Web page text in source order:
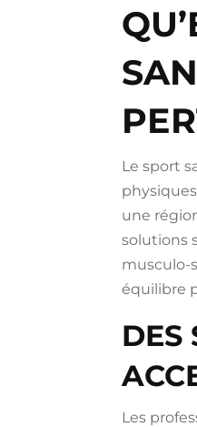
Le sport
une
solutions
musculo-
équilibre
DES
Les